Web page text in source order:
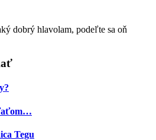
dobrý hlavolam, podeľte sa oň
Tegu